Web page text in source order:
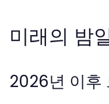
미래의 밤
2026년 이후